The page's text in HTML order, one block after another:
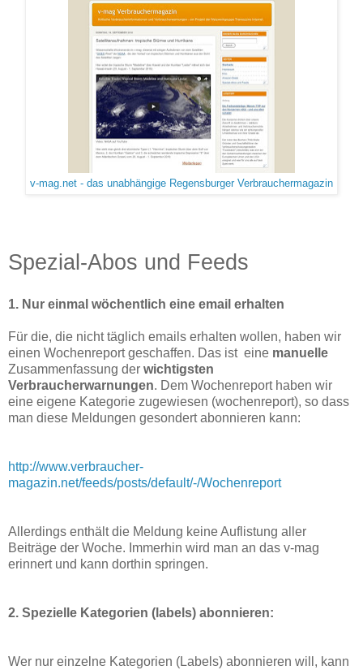
v-mag.net - das unabhängige Regensburger Verbrauchermagazin
Spezial-Abos und Feeds
1. Nur einmal wöchentlich eine email erhalten
Für die, die nicht täglich emails erhalten wollen, haben wir
einen Wochenreport geschaffen. Das ist eine manuelle
Zusammenfassung der wichtigsten
Verbraucherwarnungen. Dem Wochenreport haben wir
eine eigene Kategorie zugewiesen (wochenreport), so dass
man diese Meldungen gesondert abonnieren kann:
http://www.verbraucher-
magazin.net/feeds/posts/default/-/Wochenreport
Allerdings enthält die Meldung keine Auflistung aller
Beiträge der Woche. Immerhin wird man an das v-mag
erinnert und kann dorthin springen.
2. Spezielle Kategorien (labels) abonnieren:
Wer nur einzelne Kategorien (Labels) abonnieren will, kann